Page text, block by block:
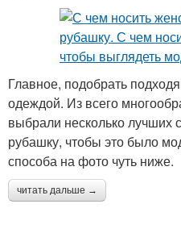
Главное, подобрать
одеждой. Из всего
выбрали несколько лучших
рубашку, чтобы это было
способа на фото чуть ниже.
читать дальше →